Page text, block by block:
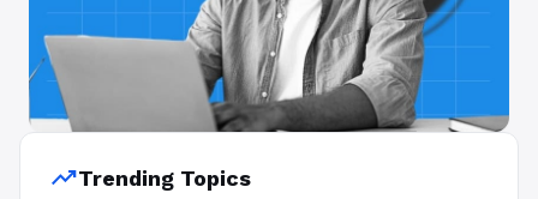
trending_upTrending Topics